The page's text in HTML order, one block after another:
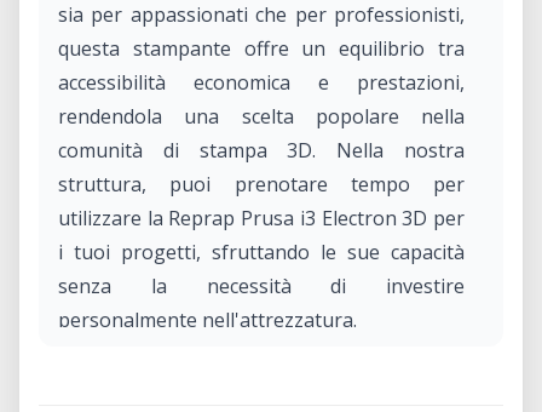
sia per appassionati che per professionisti,
questa stampante offre un equilibrio tra
accessibilità economica e prestazioni,
rendendola una scelta popolare nella
comunità di stampa 3D. Nella nostra
struttura, puoi prenotare tempo per
utilizzare la Reprap Prusa i3 Electron 3D per
i tuoi progetti, sfruttando le sue capacità
senza la necessità di investire
personalmente nell'attrezzatura.